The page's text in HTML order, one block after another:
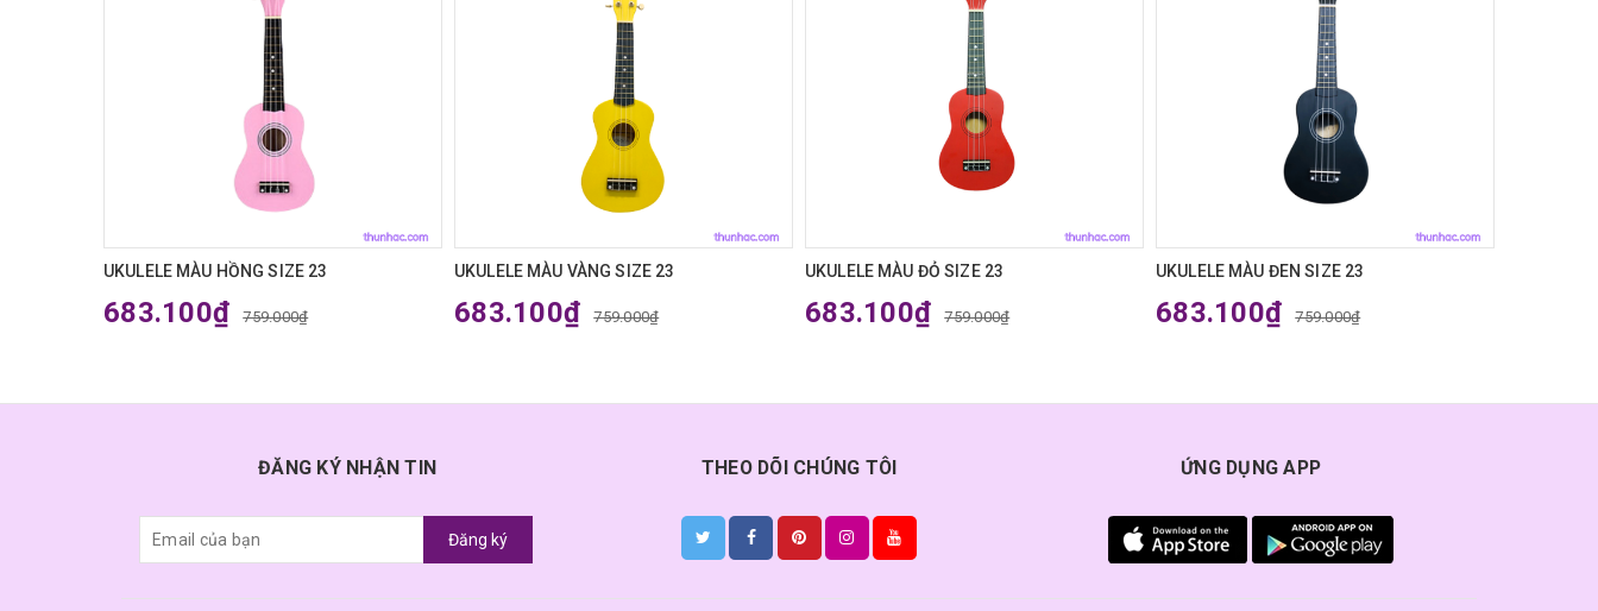
UKULELE MÀU HỒNG SIZE 23
683.100₫ 759.000₫
UKULELE MÀU VÀNG SIZE 23
683.100₫ 759.000₫
UKULELE MÀU ĐỎ SIZE 23
683.100₫ 759.000₫
UKULELE MÀU ĐEN SIZE 23
683.100₫ 759.000₫
ĐĂNG KÝ NHẬN TIN
Đăng ký
THEO DÕI CHÚNG TÔI ỨNG DỤNG APP